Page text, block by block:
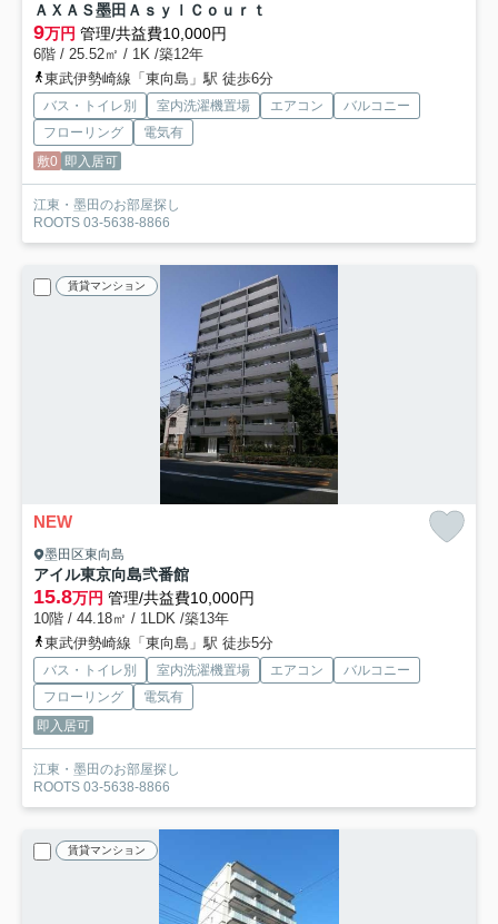
ＡＸＡＳ墨田ＡｓｙｌＣｏｕｒｔ
9万円 管理/共益費10,000円
6階 / 25.52㎡ / 1K /築12年
東武伊勢崎線「東向島」駅 徒歩6分
バス・トイレ別 室内洗濯機置場 エアコン
バルコニー
フローリング
電気有
敷0 即入居可
江東・墨田のお部屋探し
ROOTS 03-5638-8866
賃貸マンション
NEW
墨田区東向島
アイル東京向島弐番館
15.8万円 管理/共益費10,000円
10階 / 44.18㎡ / 1LDK /築13年
東武伊勢崎線「東向島」駅 徒歩5分
バス・トイレ別 室内洗濯機置場 エアコン
バルコニー
フローリング
電気有
即入居可
江東・墨田のお部屋探し
ROOTS 03-5638-8866
賃貸マンション